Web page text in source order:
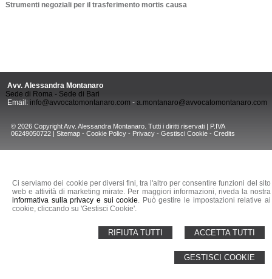
Ci serviamo dei cookie per diversi fini, tra l'altro per consentire funzioni del sito
web e attività di marketing mirate. Per maggiori informazioni, riveda la nostra
informativa sulla privacy e sui cookie. Può gestire le impostazioni relative ai
cookie, cliccando su 'Gestisci Cookie'.
ACCETTA TUTTI
RIFIUTA TUTTI
GESTISCI COOKIE
Strumenti negoziali per il trasferimento mortis causa
Avv. Alessandra Montanaro
Sede di Roma - Sede di Bari
Email: info@avvocatomontanaro.com - a.montanaro@avvocatomontanaro.com
© 2026 Copyright Avv. Alessandra Montanaro. Tutti i diritti riservati | P.IVA
06249050722 | Sitemap- Cookie Policy- Privacy- Gestisci Cookie- Credits